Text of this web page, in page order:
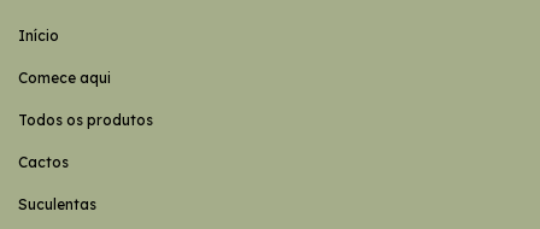
Início
Comece aqui
Todos os produtos
Cactos
Suculentas